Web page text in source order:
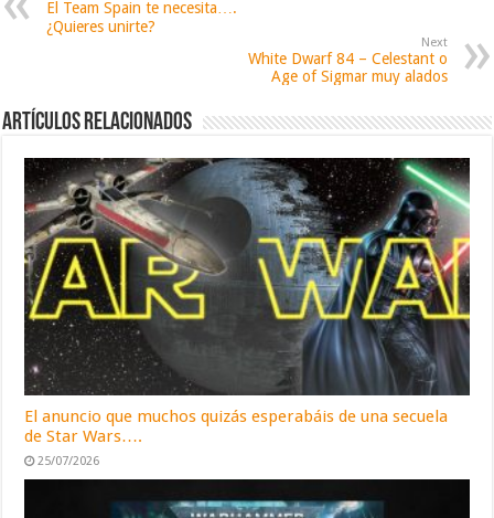
El Team Spain te necesita….
¿Quieres unirte?
Next
White Dwarf 84 – Celestant o
Age of Sigmar muy alados
Artículos relacionados
El anuncio que muchos quizás esperabáis de una secuela
de Star Wars….
25/07/2026